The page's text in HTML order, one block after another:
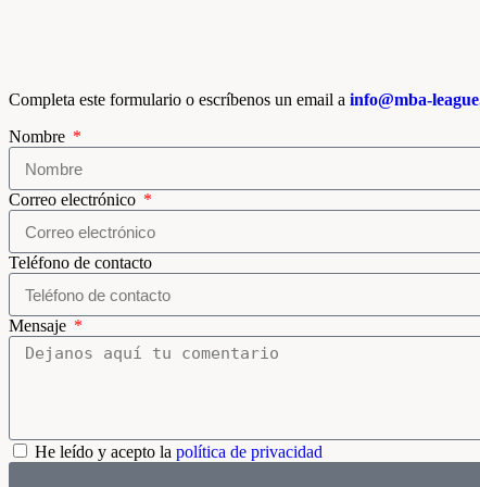
Completa este formulario o escríbenos un email a info@mba-
Nombre
Correo electrónico
Teléfono de contacto
Mensaje
He leído y acepto la política de privacidad